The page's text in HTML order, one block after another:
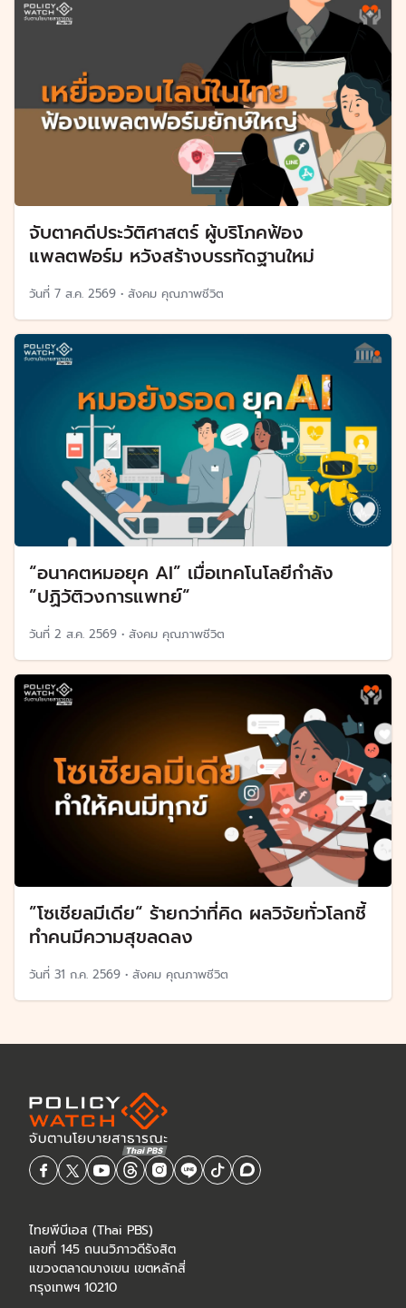
จับตาคดีประวัติศาสตร์ ผู้บริโภคฟ้อง
แพลตฟอร์ม หวังสร้างบรรทัดฐานใหม่
วันที่ 7 ส.ค. 2569 • สังคม คุณภาพชีวิต
“อนาคตหมอยุค AI” เมื่อเทคโนโลยีกำลัง
”ปฏิวัติวงการแพทย์“
วันที่ 2 ส.ค. 2569 • สังคม คุณภาพชีวิต
”โซเชียลมีเดีย“ ร้ายกว่าที่คิด ผลวิจัยทั่วโลกชี้
ทำคนมีความสุขลดลง
วันที่ 31 ก.ค. 2569 • สังคม คุณภาพชีวิต
ไทยพีบีเอส (Thai PBS)
เลขที่ 145 ถนนวิภาวดีรังสิต
แขวงตลาดบางเขน เขตหลักสี่
กรุงเทพฯ 10210